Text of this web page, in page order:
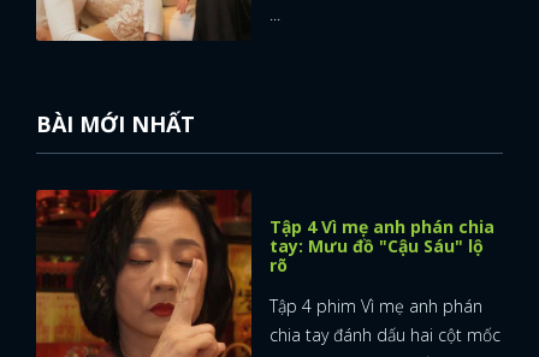
...
BÀI MỚI NHẤT
Tập 4 Vì mẹ anh phán chia
tay: Mưu đồ "Cậu Sáu" lộ
rõ
Tập 4 phim Vì mẹ anh phán
chia tay đánh dấu hai cột mốc